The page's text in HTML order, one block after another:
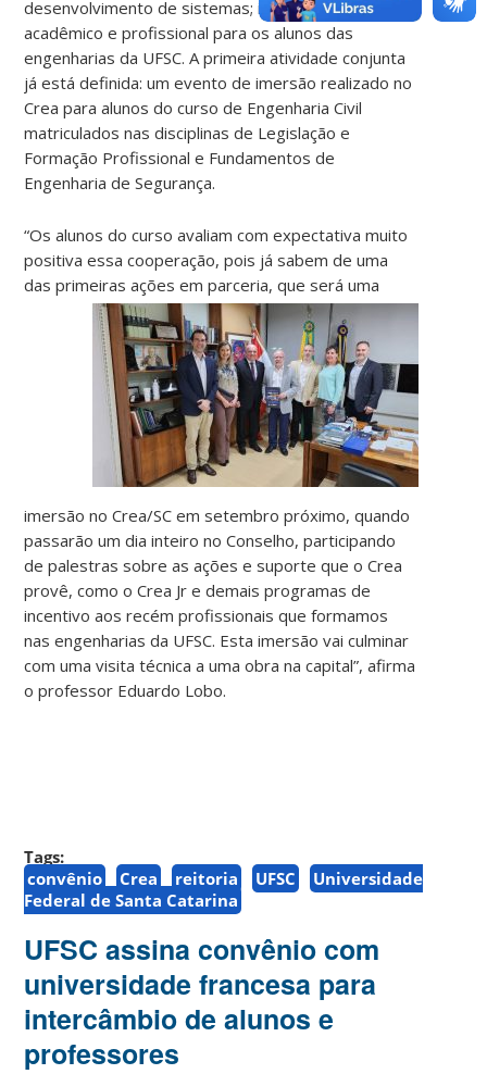
desenvolvimento de sistemas; intercâmbio
acadêmico e profissional para os alunos das
engenharias da UFSC. A primeira atividade conjunta
já está definida: um evento de imersão realizado no
Crea para alunos do curso de Engenharia Civil
matriculados nas disciplinas de Legislação e
Formação Profissional e Fundamentos de
Engenharia de Segurança.
“Os alunos do curso avaliam com expectativa muito
positiva essa cooperação, pois já sabem de uma
das primeiras ações em parceria, que será uma
imersão no Crea/SC em setembro próximo, quando
passarão um dia inteiro no Conselho, participando
de palestras sobre as ações e suporte que o Crea
provê, como o Crea Jr e demais programas de
incentivo aos recém profissionais que formamos
nas engenharias da UFSC. Esta imersão vai culminar
com uma visita técnica a uma obra na capital”, afirma
o professor Eduardo Lobo.
Tags:
convênio
Crea reitoria UFSC
Universidade
Federal de Santa Catarina
UFSC assina convênio com
universidade francesa para
intercâmbio de alunos e
professores